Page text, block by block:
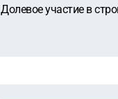
Долевое участие в